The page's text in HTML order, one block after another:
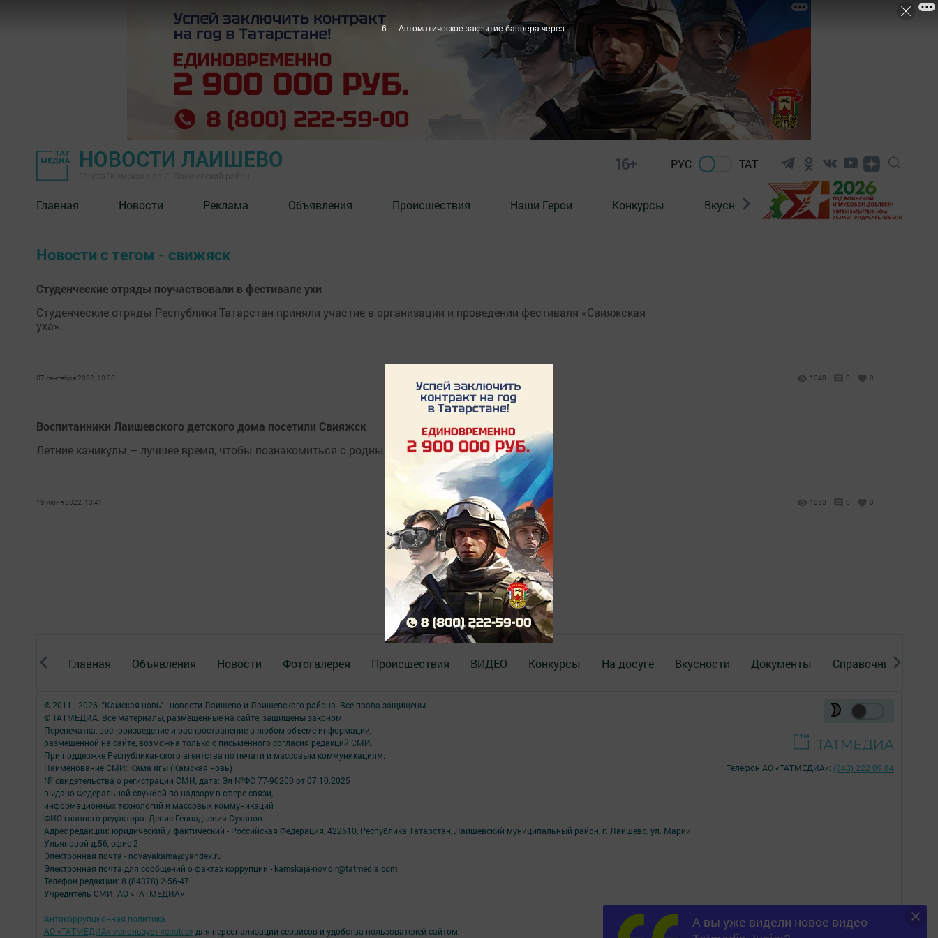
НОВОСТИ ЛАИШЕВО 16+ РУС ТАТ
Главная Новости Реклама Объявления Происшествия Наши Герои Конкурсы Вкусности Фотогалерея
Новости с тегом - свижяск
Студенческие отряды поучаствовали в фестивале ухи
Студенческие отряды Республики Татарстан приняли участие в организации и проведении фестиваля «Свияжская
уха».
07 сентября 2022, 10:28 1048 0 0
Воспитанники Лаишевского детского дома посетили Свияжск
Летние каникулы – лучшее время, чтобы познакомиться с родным краем поближе.
19 июня 2022, 13:41 1853 0 0
Главная Объявления Новости Фотогалерея Происшествия ВИДЕО Конкурсы На досуге Вкусности Документы Справочник
А вы уже видели новое видео
© 2011 - 2026. "Камская новь" - новости Лаишево и Лаишевского района. Все права защищены.
© ТАТМЕДИА. Все материалы, размещенные на сайте, защищены законом.
Перепечатка, воспроизведение и распространение в любом объеме информации,
размещенной на сайте, возможна только с письменного согласия редакций СМИ.
При поддержке Республиканского агентства по печати и массовым коммуникациям.
Наименование СМИ: Кама ягы (Камская новь)
№ свидетельства о регистрации СМИ, дата: Эл №ФC 77-90200 от 07.10.2025
выдано Федеральной службой по надзору в сфере связи,
информационных технологий и массовых коммуникаций
ФИО главного редактора: Денис Геннадьевич Суханов
Адрес редакции: юридический / фактический - Российская Федерация, 422610, Республика Татарстан, Лаишевский муниципальный район, г. Лаишево, ул. Марии
Ульяновой д.56, офис 2
Электронная почта - novayakama@yandex.ru
Электронная почта для сообщений о фактах коррупции - kamskaja-nov.dir@tatmedia.com
Телефон редакции: 8 (84378) 2-56-47
Учредитель СМИ: АО «ТАТМЕДИА»
Антикоррупционная политика
АО «ТАТМЕДИА» использует «cookie» для персонализации сервисов и удобства пользователей сайтом.
Телефон АО «ТАТМЕДИА»: (843) 222 09 84
6 Автоматическое закрытие баннера через